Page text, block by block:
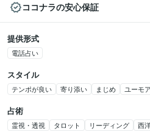
ココナラの安心保証
提供形式
電話占い
スタイル
テンポが良い 寄り添い まじめ ユーモア
占術
霊視・透視 タロット リーディング 西